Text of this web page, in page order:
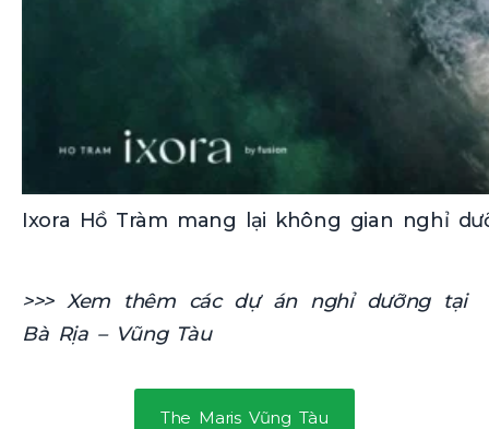
Ixora Hồ Tràm mang lại không gian nghỉ
>>> Xem thêm các dự án nghỉ dưỡng tại
Bà Rịa – Vũng Tàu
The Maris Vũng Tàu